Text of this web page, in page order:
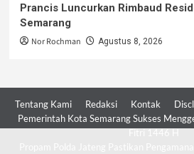
Prancis Luncurkan Rimbaud
Semarang
Nor Rochman Agustus 8, 2026
Tentang Kami Redaksi Kontak
Pemerintah Kota Semarang Sukses